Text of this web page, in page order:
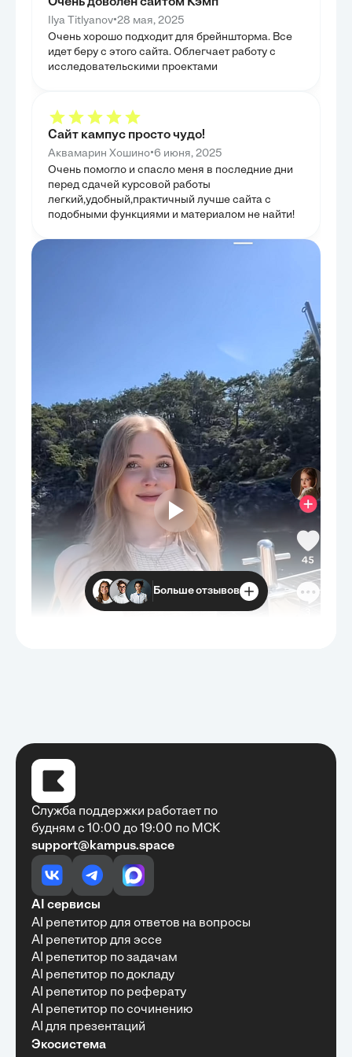
но и разработка конкретных предложений по их
решению. В итоге были сформулированы
рекомендации по совершенствованию
законодательства и правоприменительной практики,
направленные на повышение эффективности и
образом, глава предложила практические пути для
направленные
Ilya Titlyanov•28 мая, 2025
Очень хорошо подходит для брейншторма. Все
идет беру с этого сайта. Облегчает работу с
исследовательскими проектами
Сайт кампус просто чудо!
Аквамарин Хошино•6 июня, 2025
Очень помогло и спасло меня в последние дни
перед сдачей курсовой работы
легкий,удобный,практичный лучше сайта с
подобными функциями и материалом не найти!
Очень быстро, недорого, качественно,
доступно
Алексей Антонов•27 мая, 2025
Обучение с Кампус Хаб — очень экономит
полезной информации. Рекомендую ...
Рекомендую Кампус АИ всем, кто хочет
учиться эффективно и с комфортом
Марина Щербакова
Пользуюсь сайтом Кампус АИ уже несколько
Больше отзывов
Служба поддержки работает по
будням с 10:00 до 19:00 по МСК
support@kampus.space
AI сервисы
AI репетитор для ответов на вопросы
AI репетитор для эссе
AI репетитор по задачам
AI репетитор по докладу
AI репетитор по реферату
AI репетитор по сочинению
AI для презентаций
Экосистема